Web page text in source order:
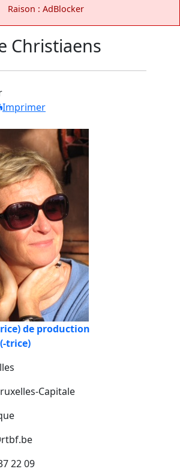
Raison : AdBlocker
Christiaens
Imprimer
de production
trice)
Capitale
22 09